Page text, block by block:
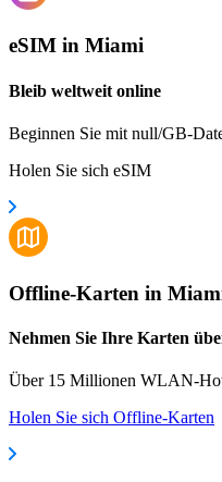
eSIM in Miami
Bleib weltweit online
Beginnen Sie mit null/GB-
Holen Sie sich eSIM
Offline-Karten in
Nehmen Sie Ihre Karten
Über 15 Millionen WLAN-
Holen Sie sich Offline-Karten